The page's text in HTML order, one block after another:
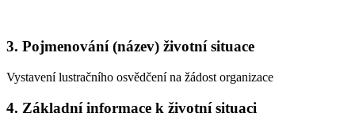
3. Pojmenování (název) životní situace
Vystavení lustračního osvědčení na žádost organizace
4. Základní informace k životní situaci